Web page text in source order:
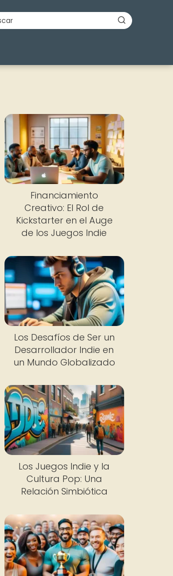
Financiamiento
Creativo: El Rol de
Kickstarter en el Auge
de los Juegos Indie
Los Desafíos de Ser un
Desarrollador Indie en
un Mundo Globalizado
Los Juegos Indie y la
Cultura Pop: Una
Relación Simbiótica